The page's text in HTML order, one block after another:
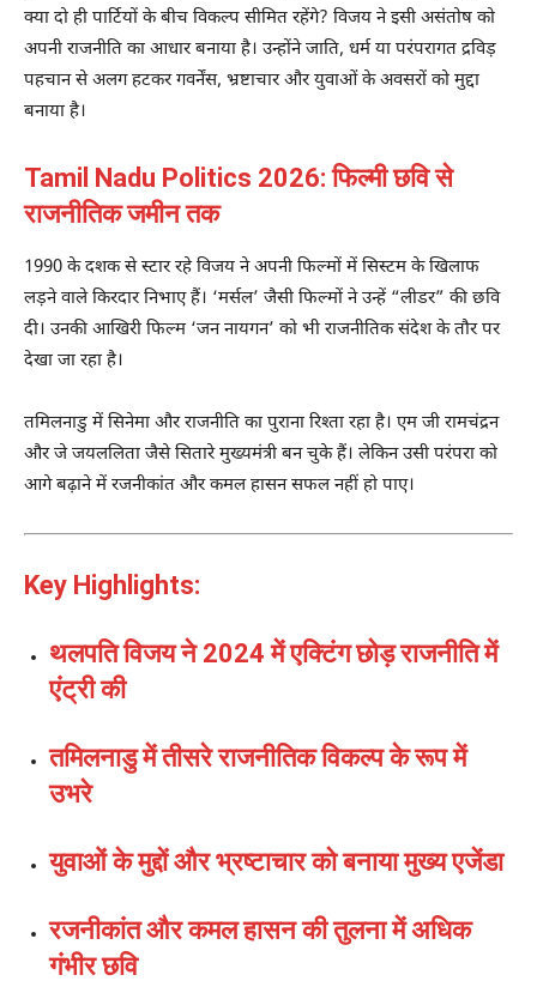
क्या दो ही पार्टियों के बीच विकल्प सीमित रहेंगे? विजय ने इसी असंतोष को
अपनी राजनीति का आधार बनाया है। उन्होंने जाति, धर्म या परंपरागत द्रविड़
पहचान से अलग हटकर गवर्नेंस, भ्रष्टाचार और युवाओं के अवसरों को मुद्दा
बनाया है।
Tamil Nadu Politics 2026: फिल्मी छवि से
राजनीतिक जमीन तक
1990 के दशक से स्टार रहे विजय ने अपनी फिल्मों में सिस्टम के खिलाफ
लड़ने वाले किरदार निभाए हैं। ‘मर्सल’ जैसी फिल्मों ने उन्हें “लीडर” की छवि
दी। उनकी आखिरी फिल्म ‘जन नायगन’ को भी राजनीतिक संदेश के तौर पर
देखा जा रहा है।
तमिलनाडु में सिनेमा और राजनीति का पुराना रिश्ता रहा है। एम जी रामचंद्रन
औरजे जयललिता जैसे सितारे मुख्यमंत्री बन चुके हैं। लेकिन उसी परंपरा को
आगे बढ़ाने मेंरजनीकांत औरकमल हासनसफल नहीं हो पाए।
Key Highlights:
थलपति विजय ने 2024 में एक्टिंग छोड़ राजनीति में
एंट्री की
तमिलनाडु में तीसरे राजनीतिक विकल्प के रूप में
उभरे
युवाओं के मुद्दों और भ्रष्टाचार को बनाया मुख्य एजेंडा
रजनीकांत और कमल हासन की तुलना में अधिक
गंभीर छवि